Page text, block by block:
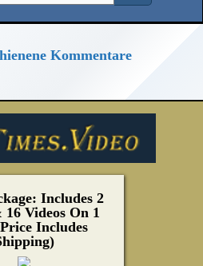
Kommentare
Includes 2
Videos On 1
Includes